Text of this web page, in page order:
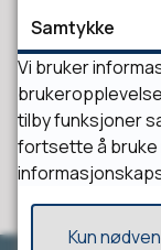
Samtykke
Vi bruker
tilby funksjoner
fortsette å bruke
Kun